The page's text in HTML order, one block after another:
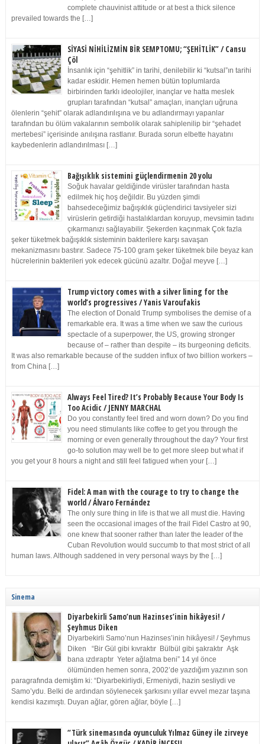
complete chauvinist attitude or at best a thick silence
prevailed towards the […]
SİYASİ NİHİLİZMİN BİR SEMPTOMU; “ŞEHİTLİK” / Cansu
Çöl
İnsanlık için “şehitlik” in tarihi, denilebilir ki “kutsal”ın tarihi
kadar eskidir. Hemen hemen bütün toplumlarda
birbirinden farklı ideolojiler, inançlar ve hatta meslek
grupları tarafından “kutsal” amaçları, inançları uğruna
ölenlerin “şehit” olarak adlandırılışına ve bu adlandırmayı yapanlar
tarafından bu ölüm vakalarının sembolik olarak sahiplenilip bir “şehadet
mertebesi” içerisinde anılışına rastlanır. Burada sorun elbette hayatını
kaybedenlerin adlandırılması […]
Bağışıklık sistemini güçlendirmenin 20 yolu
Soğuk havalar geldiğinde virüsler tarafından hasta
edilmek hiç hoş değildir. Bu yüzden şimdi
bahsedeceğimiz bağışıklık güçlendirici tavsiyeler sizi
virüslerin getirdiği hastalıklardan koruyup, mevsimin tadını
çıkarmanızı sağlayabilir. Şekerden kaçınmak Çok fazla
şeker tüketmek bağışıklık sisteminin bakterilere karşı savaşan
mekanizmasını bastırır. Sadece 75-100 gram şeker tüketmek bile beyaz kan
hücrelerinin bakterileri yok edecek gücünü azaltır. Doğal meyve […]
Trump victory comes with a silver lining for the
world’s progressives / Yanis Varoufakis
The election of Donald Trump symbolises the demise of a
remarkable era. It was a time when we saw the curious
spectacle of a superpower, the US, growing stronger
because of – rather than despite – its burgeoning deficits.
It was also remarkable because of the sudden influx of two billion workers –
from China […]
Always Feel Tired? It’s Probably Because Your Body Is
Too Acidic / JENNY MARCHAL
Do you constantly feel tired and worn down? Do you find
you need stimulants like coffee to get you through the
morning or even generally throughout the day? Your first
go-to solution may well be to get more sleep but what if
you get your 8 hours a night and still feel fatigued when your […]
Fidel: A man with the courage to try to change the
world / Álvaro Fernández
The only sure thing in life is that we all must die. Having
seen the occasional images of the frail Fidel Castro at 90,
one knew that sooner rather than later the leader of the
Cuban Revolution would succumb to that most strict of all
human laws. Although saddened in very personal ways by the […]
Sinema
Diyarbekirli Samo’nun Hazinses’inin hikâyesi! /
Şeyhmus Diken
Diyarbekirli Samo’nun Hazinses’inin hikâyesi! / Şeyhmus
Diken “Bir Gül gibi kıvraktır Bülbül gibi şakraktır Aşk
bana ızdıraptır Yeter ağlatma beni” 14 yıl önce
ölümünden hemen sonra, 2002’de yazdığım yazının son
paragrafında demiştim ki: “Diyarbekirliydi, Ermeniydi, hazin sesliydi ve
Samo’ydu. Belki de ardından söylenecek şarkısını yıllar evvel mezar taşına
kendisi kazımıştı. Duyan ağlar, gören ağlar, böyle […]
“Türk sinemasında oyunculuk Yılmaz Güney ile zirveye